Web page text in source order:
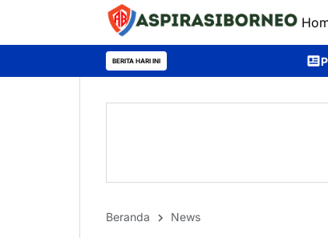
BERITA HARI INI Polsek Teweh Timur
Beranda News